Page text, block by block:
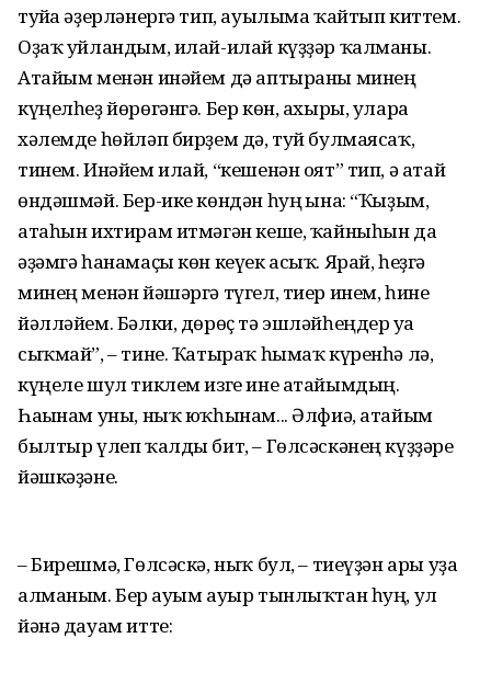
туйға әҙерләнергә тип, ауылыма ҡайтып киттем.
Оҙаҡ уйландым, илай-илай күҙҙәр ҡалманы.
Атайым менән инәйем дә аптыраны минең
күңелһеҙ йөрөгәнгә. Бер көн, ахыры, уларға
хәлемде һөйләп бирҙем дә, туй булмаясаҡ,
тинем. Инәйем илай, “кешенән оят” тип, ә атай
өндәшмәй. Бер-ике көндән һуң ғына: “Ҡыҙым,
атаһын ихтирам итмәгән кеше, ҡайныһын да
әҙәмгә һанамаҫы көн кеүек асыҡ. Ярай, һеҙгә
минең менән йәшәргә түгел, тиер инем, һине
йәлләйем. Бәлки, дөрөҫ тә эшләйһеңдер уға
сыҡмай”, – тине. Ҡатыраҡ һымаҡ күренһә лә,
күңеле шул тиклем изге ине атайымдың.
Һағынам уны, ныҡ юҡһынам... Әлфиә, атайым
былтыр үлеп ҡалды бит, – Гөлсәскәнең күҙҙәре
йәшкәҙәне.
– Бирешмә, Гөлсәскә, ныҡ бул, – тиеүҙән ары уҙа
алманым. Бер ғауым ауыр тынлыҡтан һуң, ул
йәнә дауам итте: